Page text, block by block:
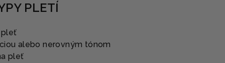
PLETÍ
pleť
alebo nerovným tónom
pleť